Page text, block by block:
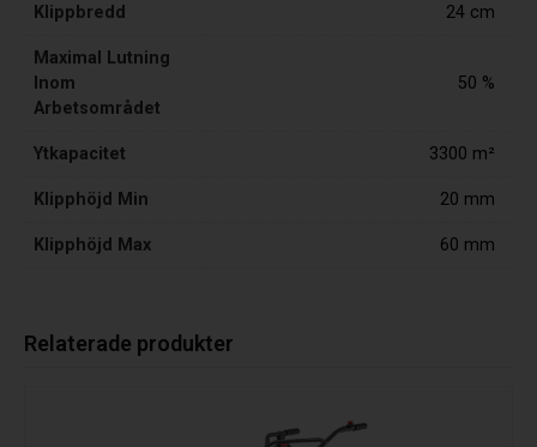
Klippbredd 24 cm
Maximal Lutning
Inom
Arbetsområdet
50 %
Ytkapacitet 3300 m²
Klipphöjd Min 20 mm
Klipphöjd Max 60 mm
Relaterade produkter